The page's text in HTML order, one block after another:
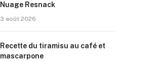
Nuage Resnack
3 août 2026
Recette du tiramisu au café et
mascarpone